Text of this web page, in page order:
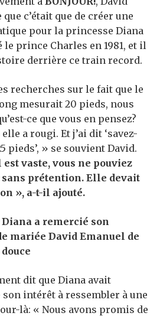
c’était que de créer une
pour la princesse Diana
le prince Charles en 1981, et il
derrière ce train record.
recherches sur le fait que le
mesurait 20 pieds, nous
ce que vous en pensez?
a rougi. Et j’ai dit ‘savez-
pieds’, » se souvient David.
est vaste, vous ne pouviez
sans prétention. Elle devait
», a-t-il ajouté.
a remercié son
mariée David Emanuel de
dit que Diana avait
intérêt à ressembler à une
là: « Nous avons promis de